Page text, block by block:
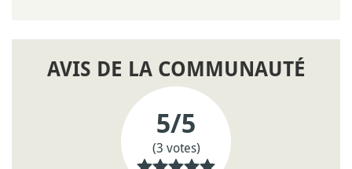
AVIS DE LA COMMUNAUTÉ
5/5
(3 votes)